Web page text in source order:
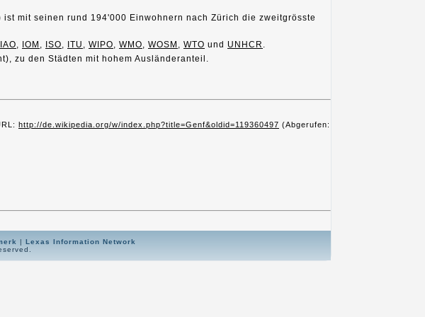
ist mit seinen rund 194'000 Einwohnern nach Zürich die zweitgrösste
IAO IOM ISO ITU WIPO WMO WOSM WTO und UNHCR
zu den Städten mit hohem Ausländeranteil.
http://de.wikipedia.org/w/index.php?title=Genf&oldid=119360497 (Abgerufen:
| Lexas Information Network